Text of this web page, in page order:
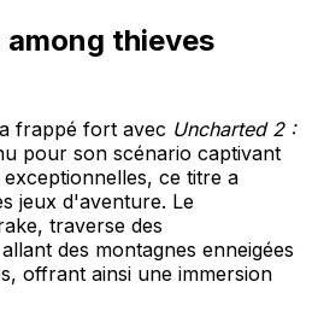
among thieves
frappé fort avec Uncharted 2 :
pour son scénario captivant
ce titre a
jeux d'aventure. Le
traverse des
des montagnes enneigées
offrant ainsi une immersion